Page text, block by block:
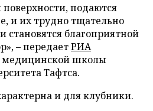
подаются
и их трудно тщательно
становятся благоприятной
– передаетРИА
медицинской школы
Тафтса.
и для клубники.